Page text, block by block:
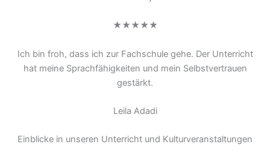
★★★★★
Ich bin froh, dass ich zur Fachschule gehe. Der Unterricht
hat meine Sprachfähigkeiten und mein Selbstvertrauen
gestärkt.
Leila Adadi
Einblicke in unseren Unterricht und Kulturveranstaltungen